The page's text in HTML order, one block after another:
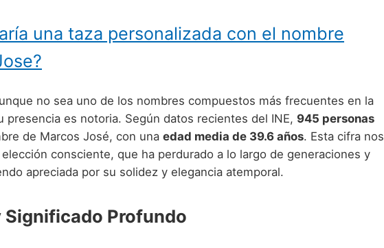
una taza personalizada con el nombre
no sea uno de los nombres compuestos más frecuentes en la
presencia es notoria. Según datos recientes del INE, 945 personas
de Marcos José, con una edad media de 39.6 años. Esta cifra nos
consciente, que ha perdurado a lo largo de generaciones y
apreciada por su solidez y elegancia atemporal.
Significado Profundo